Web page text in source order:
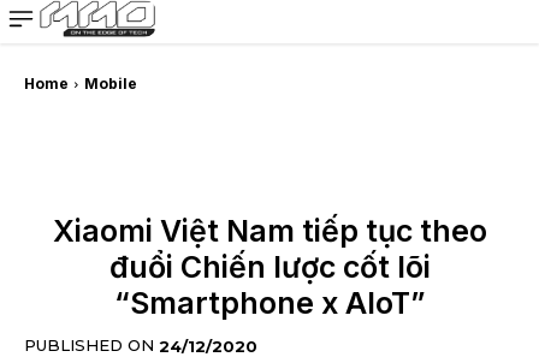
MMOSITE - Thông tin công nghệ
Bài viết nổi bật
Home Mobile
Xiaomi Việt Nam tiếp tục theo
đuổi Chiến lược cốt lõi
“Smartphone x AIoT”
PUBLISHED ON 24/12/2020